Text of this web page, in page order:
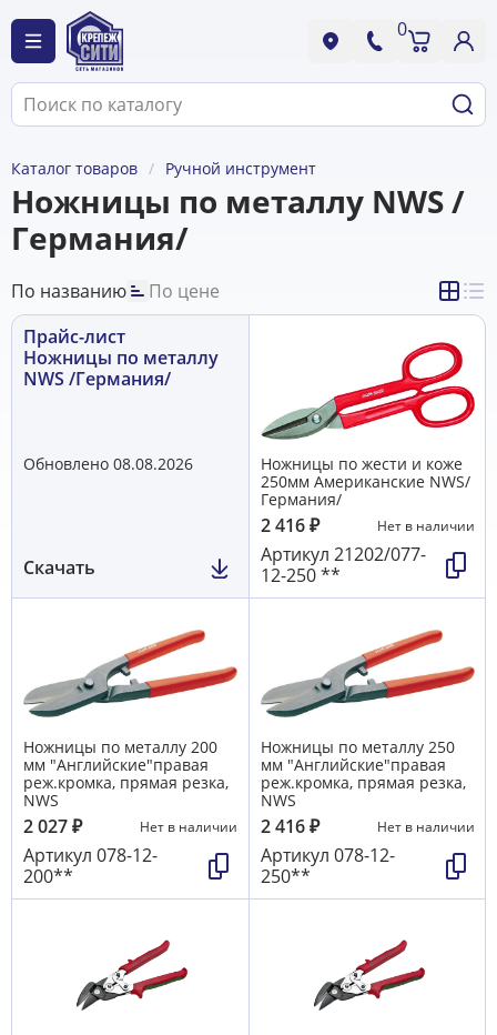
0
Каталог товаров Ручной инструмент
Ножницы по металлу NWS /
Германия/
По названию
По цене
Прайс-лист
Ножницы по металлу
NWS /Германия/
Обновлено 08.08.2026
Скачать
Ножницы по жести и коже
250мм Американские NWS/
Германия/
2 416₽ Нет в наличии
Артикул 21202/077-
12-250 **
Ножницы по металлу 200
мм "Английские"правая
реж.кромка, прямая резка,
NWS
2 027₽ Нет в наличии
Артикул 078-12-
200**
Ножницы по металлу 250
мм "Английские"правая
реж.кромка, прямая резка,
NWS
2 416₽ Нет в наличии
Артикул 078-12-
250**